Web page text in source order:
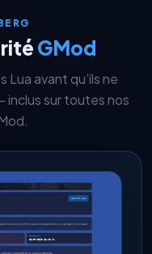
GMod
avant qu’ils ne
sur toutes nos